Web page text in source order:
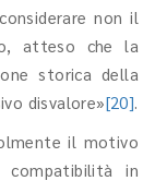
non il
atteso che la
storica della
disvalore»[20].
il motivo
in